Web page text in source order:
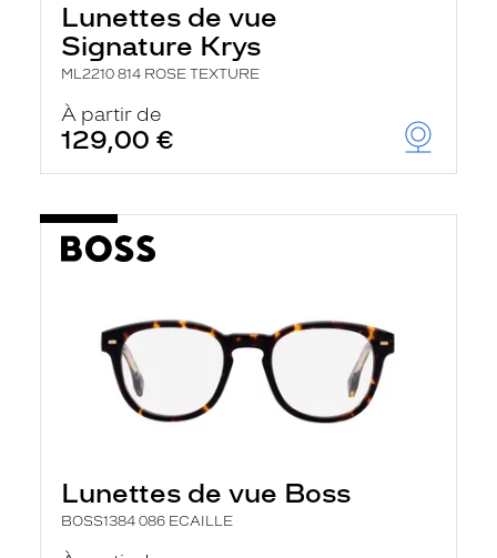
Lunettes de vue
Signature Krys
ML2210 814 ROSE TEXTURE
À partir de
129,00 €
Lunettes de vue Boss
BOSS1384 086 ECAILLE